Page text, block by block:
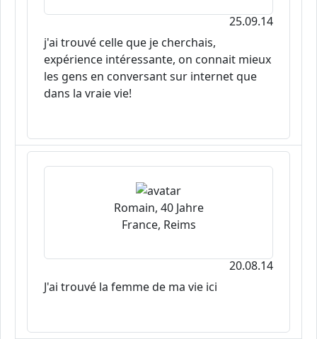
25.09.14
j'ai trouvé celle que je cherchais,
expérience intéressante, on connait mieux
les gens en conversant sur internet que
dans la vraie vie!
Romain, 40 Jahre
France, Reims
20.08.14
J'ai trouvé la femme de ma vie ici